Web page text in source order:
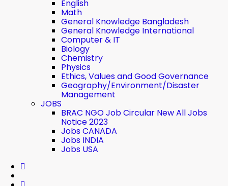
English
Math
General Knowledge Bangladesh
General Knowledge International
Computer & IT
Biology
Chemistry
Physics
Ethics, Values ​​and Good Governance
Geography/Environment/Disaster
Management
JOBS
BRAC NGO Job Circular New All Jobs
Notice 2023
Jobs CANADA
Jobs INDIA
Jobs USA